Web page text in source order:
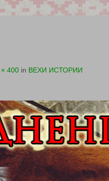
400 in ВЕХИ ИСТОРИИ